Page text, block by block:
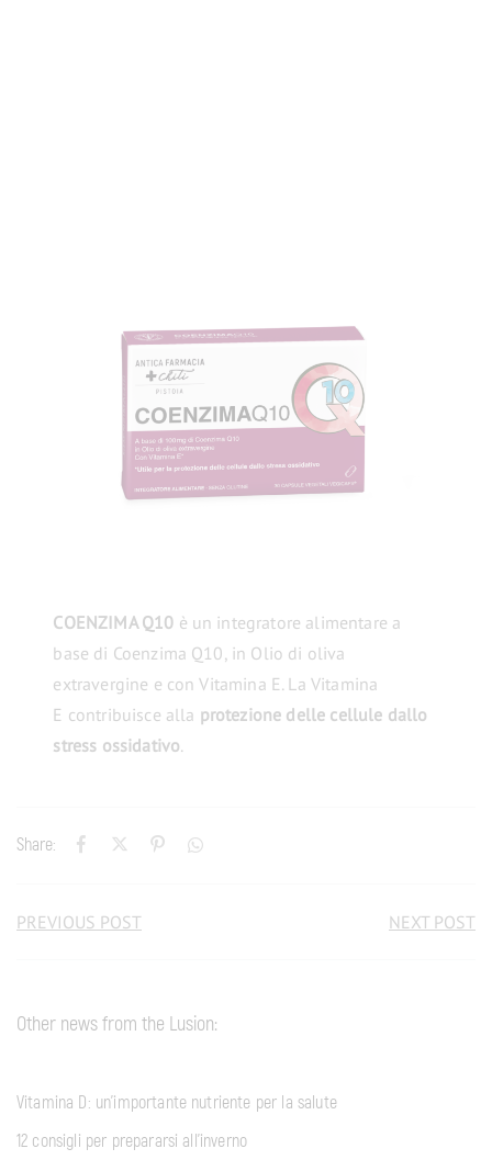
COENZIMA Q10 è un integratore alimentare a
base di Coenzima Q10, in Olio di oliva
extravergine e con Vitamina E. La Vitamina
E contribuisce alla protezione delle cellule dallo
stress ossidativo.
Share:
PREVIOUS POST NEXT POST
Other news from the Lusion:
Vitamina D: un’importante nutriente per la salute
12 consigli per prepararsi all’inverno